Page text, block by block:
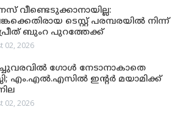
വീണ്ടെടുക്കാനായില്ല:
ടെസ്റ്റ് പരമ്പരയിൽ നിന്ന്
ബുംറ പുറത്തേക്ക്
02, 2026
ഗോൾ നേടാനാകാതെ
എം.എൽ.എസിൽ ഇന്റർ മയാമിക്ക്
02, 2026